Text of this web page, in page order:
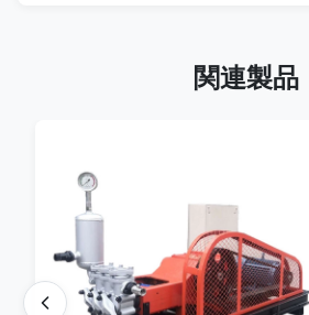
関連製品